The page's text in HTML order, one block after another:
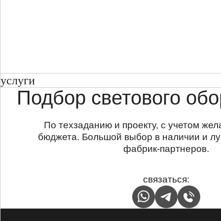
услуги
Подбор светового
По техзаданию и проекту, с учетом
бюджета. Большой выбор в наличии и
фабрик-партнеров.
связаться: